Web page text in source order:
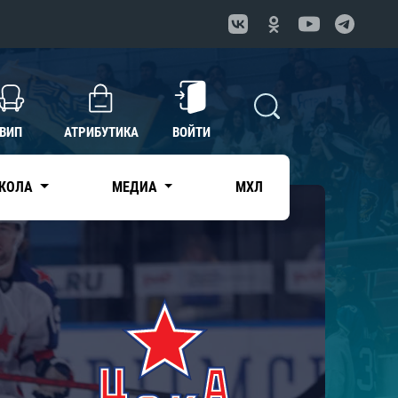
ВИП АТРИБУТИКА ВОЙТИ
МЕДИА МХЛ